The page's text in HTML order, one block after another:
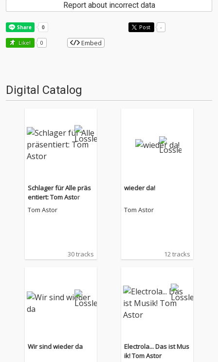
Report about incorrect data
Post -
Like! 0 Embed
Digital Catalog
Schlager für Alle präs
entiert: Tom Astor
Tom Astor
30 tracks
wieder da!
Tom Astor
12 tracks
Wir sind wieder da
Electrola... Das ist Mus
ik! Tom Astor